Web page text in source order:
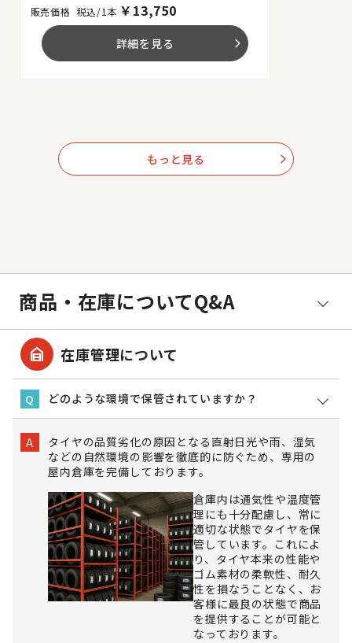
税込/1本 ￥ 13,750
詳細を見る arrow_forward_ios
もっと見る arrow_forward_ios
商品・在庫についてQ&A
garage_home 在庫管理について
Q どのような環境で保管されていますか？
A
タイヤの品質劣化の原因となる直射日光や雨、湿気
などの自然環境の影響を徹底的に防ぐため、専用の
屋内倉庫を完備しております。
倉庫内は通気性や温度管
理にも十分配慮し、常に
適切な状態でタイヤを保
管しています。これによ
り、タイヤ本来の性能や
ゴム素材の柔軟性、耐久
性を損なうことなく、お
客様に最良の状態で商品
を提供することが可能と
なっております。